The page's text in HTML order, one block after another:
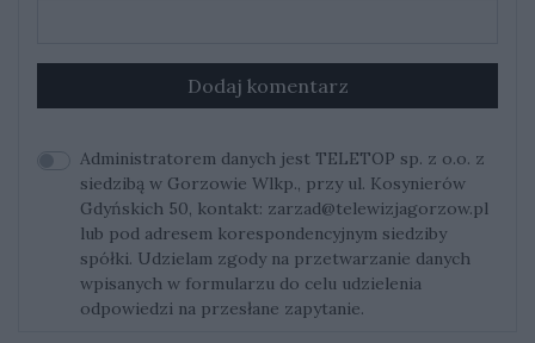
Dodaj komentarz
Administratorem danych jest TELETOP sp. z o.o. z
siedzibą w Gorzowie Wlkp., przy ul. Kosynierów
Gdyńskich 50, kontakt: zarzad@telewizjagorzow.pl
lub pod adresem korespondencyjnym siedziby
spółki. Udzielam zgody na przetwarzanie danych
wpisanych w formularzu do celu udzielenia
odpowiedzi na przesłane zapytanie.